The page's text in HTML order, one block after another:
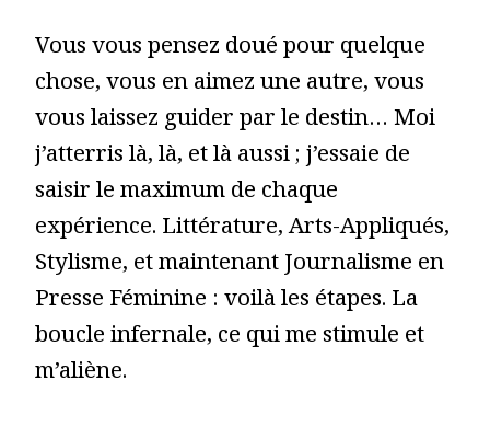
Vous vous pensez doué pour quelque
chose, vous en aimez une autre, vous
vous laissez guider par le destin… Moi
j’atterris là, là, et là aussi ; j’essaie de
saisir le maximum de chaque
expérience. Littérature, Arts-Appliqués,
Stylisme, et maintenant Journalisme en
Presse Féminine : voilà les étapes. La
boucle infernale, ce qui me stimule et
m’aliène.